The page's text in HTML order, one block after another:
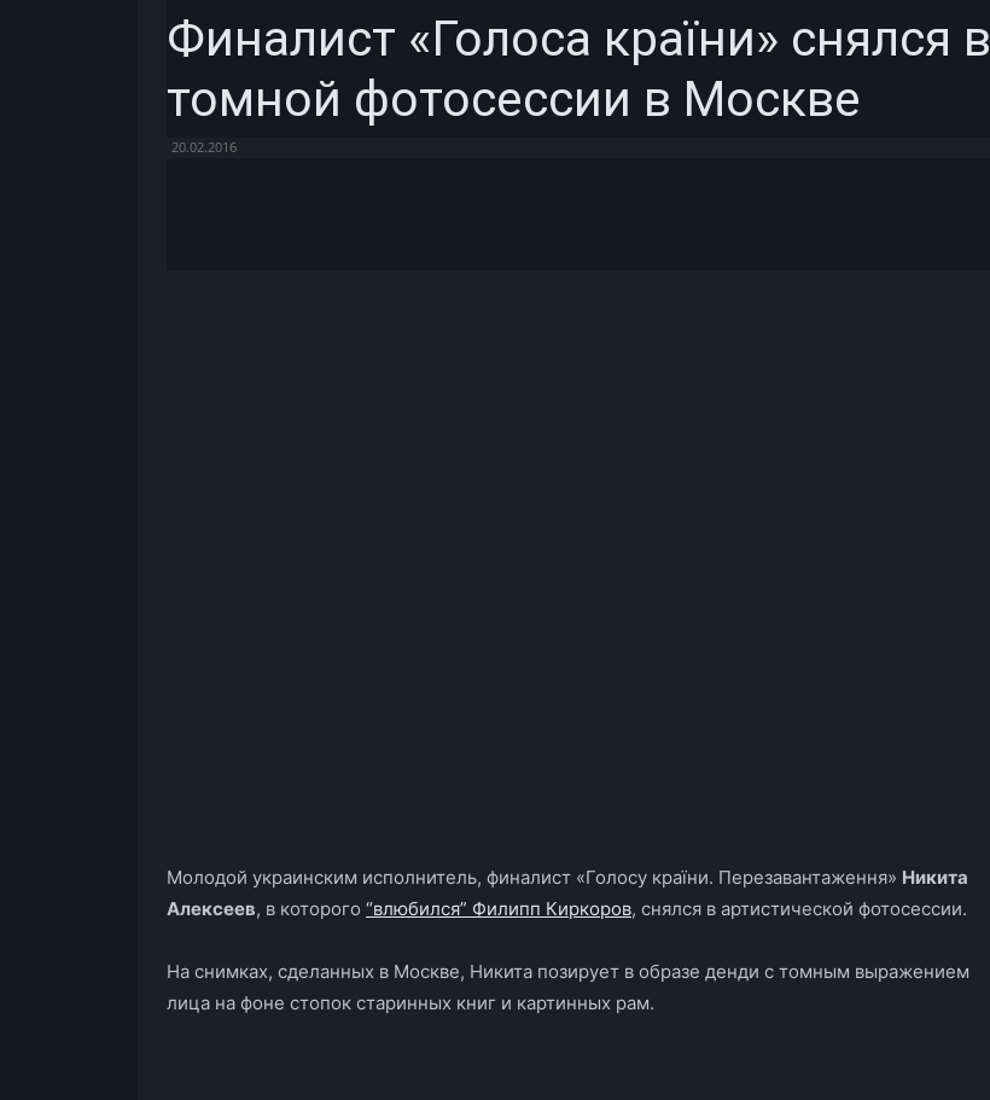
Финалист «Голоса країни» снялся в
томной фотосессии в Москве
20.02.2016
Молодой украинским исполнитель, финалист «Голосу країни. Перезавантаження» Никита
Алексеев, в которого “влюбился” Филипп Киркоров, снялся в артистической фотосессии.
На снимках, сделанных в Москве, Никита позирует в образе денди с томным выражением
лица на фоне стопок старинных книг и картинных рам.